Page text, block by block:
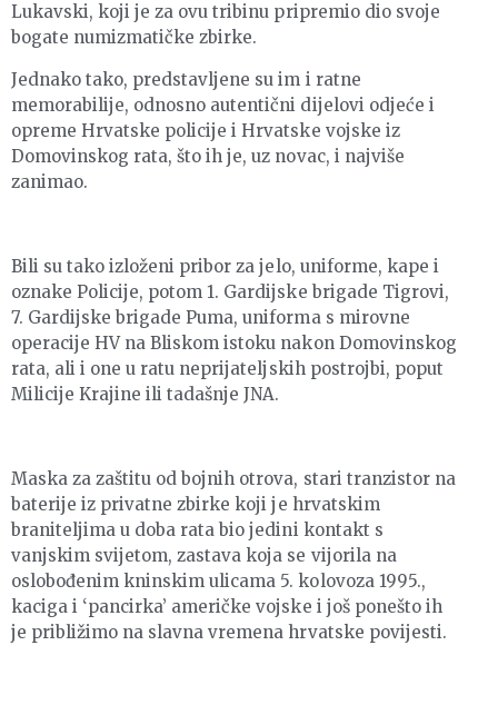
Lukavski, koji je za ovu tribinu pripremio dio svoje
bogate numizmatičke zbirke.
Jednako tako, predstavljene su im i ratne
memorabilije, odnosno autentični dijelovi odjeće i
opreme Hrvatske policije i Hrvatske vojske iz
Domovinskog rata, što ih je, uz novac, i najviše
zanimao.
Bili su tako izloženi pribor za jelo, uniforme, kape i
oznake Policije, potom 1. Gardijske brigade Tigrovi,
7. Gardijske brigade Puma, uniforma s mirovne
operacije HV na Bliskom istoku nakon Domovinskog
rata, ali i one u ratu neprijateljskih postrojbi, poput
Milicije Krajine ili tadašnje JNA.
Maska za zaštitu od bojnih otrova, stari tranzistor na
baterije iz privatne zbirke koji je hrvatskim
braniteljima u doba rata bio jedini kontakt s
vanjskim svijetom, zastava koja se vijorila na
oslobođenim kninskim ulicama 5. kolovoza 1995.,
kaciga i ‘pancirka’ američke vojske i još ponešto ih
je približimo na slavna vremena hrvatske povijesti.